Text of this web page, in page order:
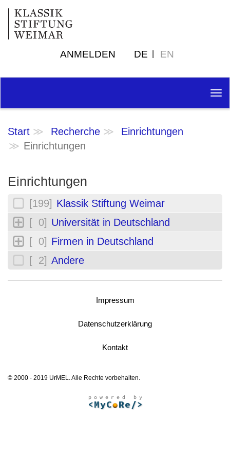
ANMELDEN DE EN
Start Recherche
Einrichtungen
Einrichtungen
Einrichtungen
[199] Klassik Stiftung Weimar
[ 0] Universität in Deutschland
[ 0] Firmen in Deutschland
[ 2] Andere
Impressum
Datenschutzerklärung
Kontakt
© 2000 - 2019 UrMEL. Alle Rechte vorbehalten.